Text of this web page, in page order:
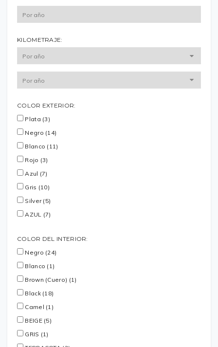
KILOMETRAJE:
COLOR EXTERIOR:
Plata (3)
Negro (14)
Blanco (11)
Rojo (3)
Azul (7)
Gris (10)
Silver (5)
AZUL (7)
COLOR DEL INTERIOR:
Negro (24)
Blanco (1)
Brown (Cuero) (1)
Black (18)
Camel (1)
BEIGE (5)
GRIS (1)